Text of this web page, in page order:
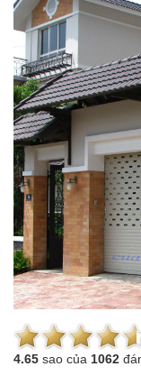
4.65 sao của 1062